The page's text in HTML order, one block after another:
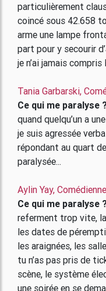
particulièrement
coincé sous 42.658
arme une lampe
part pour y secourir
je n’ai jamais compris
Tania Garbarski,
Ce qui me paralyse
quand quelqu’un a
je suis agressée
répondant au quart
paralysée...
Aylin Yay, Comédienne
Ce qui me paralyse
referment trop vite,
les dates de
les araignées, les
tu n’as pas pris de
scène, le système
une soirée en se